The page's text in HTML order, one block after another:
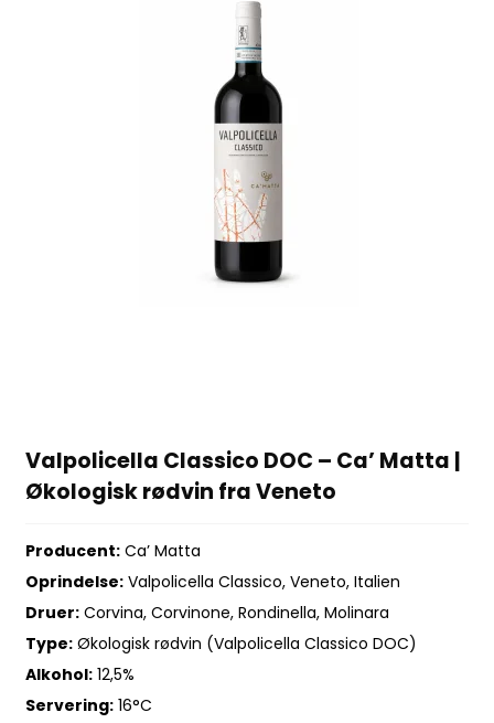
Valpolicella Classico DOC – Ca’ Matta |
Økologisk rødvin fra Veneto
Producent: Ca’ Matta
Oprindelse: Valpolicella Classico, Veneto, Italien
Druer: Corvina, Corvinone, Rondinella, Molinara
Type: Økologisk rødvin (Valpolicella Classico DOC)
Alkohol: 12,5%
Servering: 16°C